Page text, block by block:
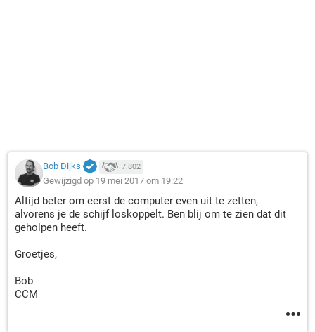
Bob Dijks 7.802
Gewijzigd op 19 mei 2017 om 19:22
Altijd beter om eerst de computer even uit te zetten,
alvorens je de schijf loskoppelt. Ben blij om te zien dat dit
geholpen heeft.
Groetjes,
Bob
CCM